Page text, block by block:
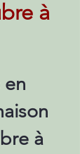
à
à